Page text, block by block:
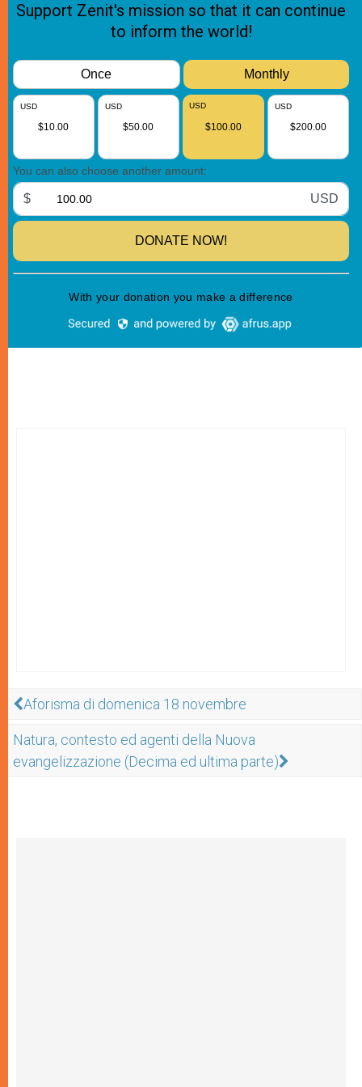
Aforisma di domenica 18 novembre
Natura, contesto ed agenti della Nuova
evangelizzazione (Decima ed ultima parte)